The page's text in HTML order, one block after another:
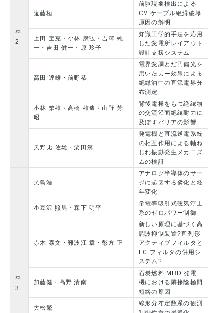
平
2
遠藤桓
前駆現象検出による
CV ケーブル絶縁破壊
原因の解明
上田 至克・小林 康弘・吉澤 純
一・吉田 健一・原 玲子
知識工学的手法を応用
した変電所レイアウト
設計支援システム
高田 達雄・前野恭
電界変調とだ円偏光を
用いたカー効果による
絶縁油中の直流電界分
布測定
小林 繁雄・高橋 雄造・山野 芳
昭
背後電極をもつ絶縁物
の交流沿面絶縁耐力に
及ぼすバリアの影響
天野比 佐雄・栗田篤
発電機と直流送電系統
の相互作用による軸ね
じれ振動発生メカニズ
ムの検証
平
3
犬島浩
アナログ半導体のサー
ジに起因する劣化と経
年変化
小豆沢 照男・森下 明平
常電導吸引式磁気浮上
系のゼロパワー制御
赤木 泰文・難波江 章・彭方 正
新しい原理に基づく高
調波抑制装置?直列形
アクティブフィルタと
LC フィルタの併用シ
ステム?
加藤健・高野 清南
石炭燃料 MHD 発電
機における隣接陰極間
短絡の原因
大松繁
線形分布定数系の観測